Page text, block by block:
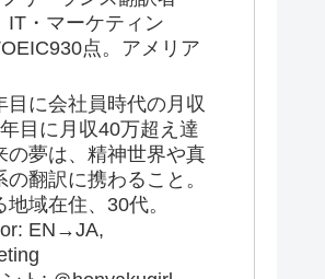
IT・マーケティン
点。アメリア
目に会社員時代の月収
目に月収40万超え達
の夢は、精神世界や真
の翻訳に携わること。
地域在住、30代。
EN→JA,